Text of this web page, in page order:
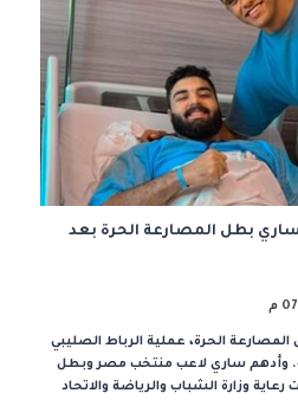
بطل المصارعة الحرة بعد
الحرة، عملية الرباط الصليبي
وأدهم ساري لاعب منتخب مصر وبطل
رعاية وزارة الشباب والرياضة والاتحاد